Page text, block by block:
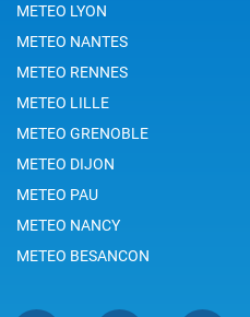
METEO LYON
METEO NANTES
METEO RENNES
METEO LILLE
METEO GRENOBLE
METEO DIJON
METEO PAU
METEO NANCY
METEO BESANCON